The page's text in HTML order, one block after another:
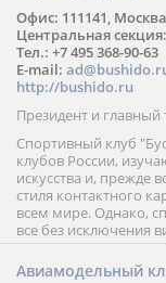
Офис: 111141,
Центральная
Тел.: +7 495 368-90-63
E-mail:
http://bushido.ru
Президент и
Спортивный клуб
клубов России,
искусства и, прежде
стиля контактного
всем мире. Однако,
все без исключения
Авиамодельный